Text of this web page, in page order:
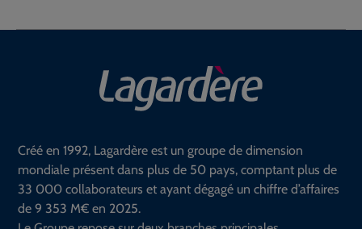
Créé en 1992, Lagardère est un groupe de dimension
mondiale présent dans plus de 50 pays, comptant plus de
33 000 collaborateurs et ayant dégagé un chiffre d’affaires
de 9 353 M€ en 2025.